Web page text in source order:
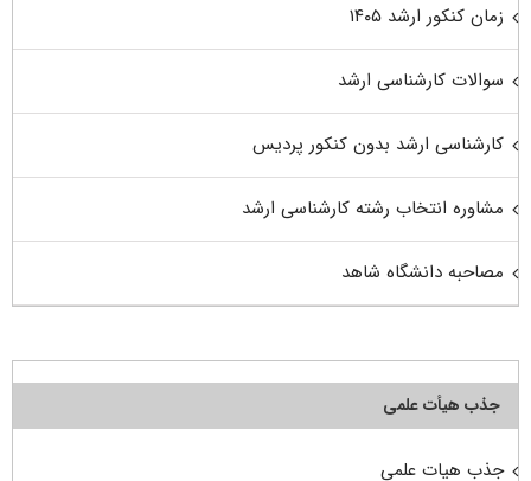
زمان کنکور ارشد ۱۴۰۵
سوالات کارشناسی ارشد
کارشناسی ارشد بدون کنکور پردیس
مشاوره انتخاب رشته کارشناسی ارشد
مصاحبه دانشگاه شاهد
جذب هیأت علمی
جذب هیات علمی